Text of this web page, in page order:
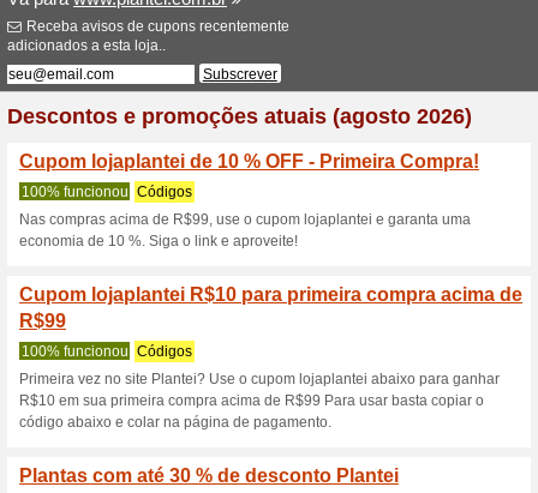
Lojas Cupons
Página principal>P>
Plantei.com.br
13 ofertas atuais não há
Filtro:
Votação: